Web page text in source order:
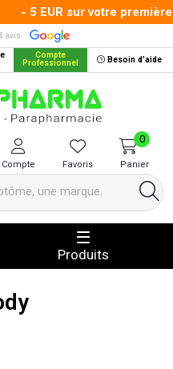
- 5 EUR sur votre
avis
Compte
Professionnel Besoin d’aide
Pharma Votre pharmacie
Compte Favoris Panier
0
Produits